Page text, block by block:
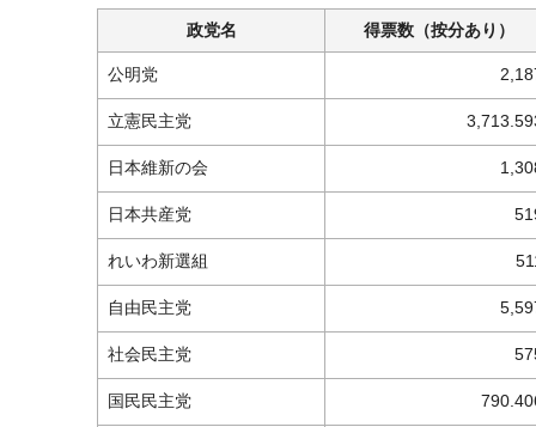
政党名 得票数（按分あり）
公明党
立憲民主党
日本維新の会
日本共産党
れいわ新選組
自由民主党
社会民主党
国民民主党